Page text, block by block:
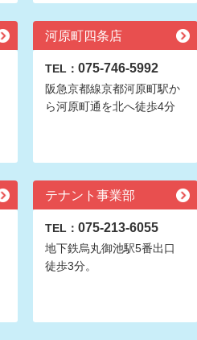
河原町四条店
TEL： 075-746-5992
阪急京都線京都河原町駅か
ら河原町通を北へ徒歩4分
テナント事業部
TEL： 075-213-6055
地下鉄烏丸御池駅5番出口
徒歩3分。